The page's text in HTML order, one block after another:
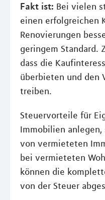
Fakt ist: Bei vielen
einen erfolgreichen
Renovierungen
geringem Standard.
dass die
überbieten und den
treiben.
Steuervorteile für
Immobilien anlegen,
von vermieteten
bei vermieteten
können die
von der Steuer